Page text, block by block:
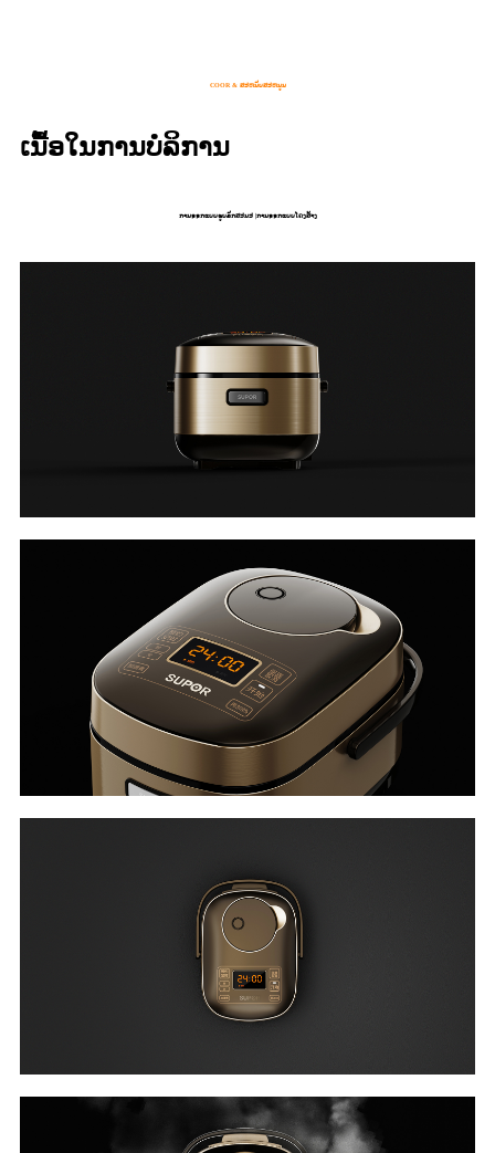
COOR & ສະຫນັບສະຫນູນ
ເນື້ອໃນການບໍລິການ
ການອອກແບບຮູບລັກສະນະ |ການອອກແບບໂຄງສ້າງ